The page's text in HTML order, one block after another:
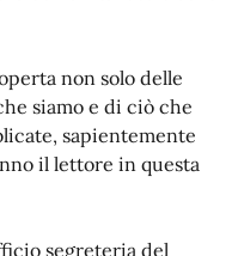
non solo delle
siamo e di ciò che
sapientemente
il lettore in questa
segreteria del